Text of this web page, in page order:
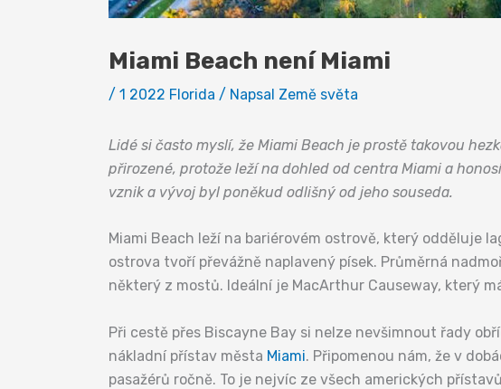
Miami Beach není Miami
/ 1 2022 Florida / Napsal Země světa
Lidé si často myslí, že Miami Beach je prostě takovou
přirozené, protože leží na dohled od centra Miami a
vznik a vývoj byl poněkud odlišný od jeho souseda.
Miami Beach leží na bariérovém ostrově, který odděluje
ostrova tvoří převážně naplavený písek. Průměrná
některý z mostů. Ideální je MacArthur Causeway, který
Při cestě přes Biscayne Bay si nelze nevšimnout řady
nákladní přístav města Miami. Připomenou nám, že v
pasažérů ročně. To je nejvíc ze všech amerických